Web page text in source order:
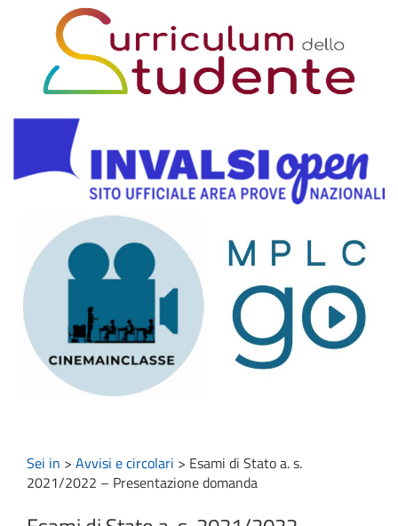
Sei in > Avvisi e circolari > Esami di Stato a. s.
2021/2022 – Presentazione domanda